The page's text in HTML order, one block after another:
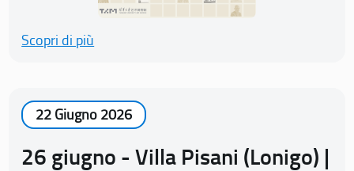
Scopri di più
22 Giugno 2026
26 giugno - Villa Pisani (Lonigo) |